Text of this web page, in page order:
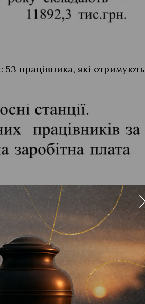
працівника, які отримують
становить 21 мільйон 236
населення за отримані
18 мільйонів 624 тисячі
гривень.